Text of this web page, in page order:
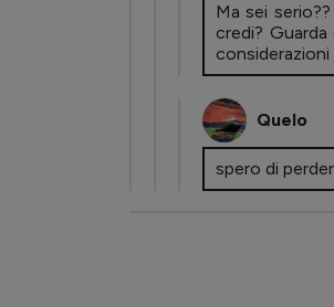
Ma sei
credi?
Quelo
spero di